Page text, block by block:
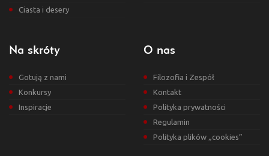
Ciasta i desery
Na skróty
Gotują z nami
Konkursy
Inspiracje
O nas
Filozofia i Zespół
Kontakt
Polityka prywatności
Regulamin
Polityka plików „cookies”